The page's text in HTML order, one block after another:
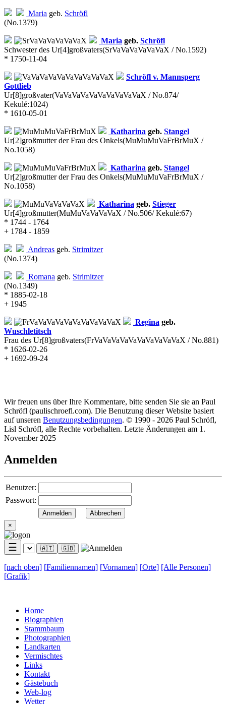
Maria geb. Schröfl
(No.1379)
Maria geb. Schröfl
Schwester des Ur[4]großvaters(SrVaVaVaVaVaVaX / No.1592)
* 1750-11-04
Schröfl v. Mannsperg
Gottlieb
Ur[8]großvater(VaVaVaVaVaVaVaVaVaVaX / No.874/
Kekulé:1024)
* 1610-05-01
Katharina geb. Stangel
Ur[2]großmutter der Frau des Onkels(MuMuMuVaFrBrMuX /
No.1058)
Katharina geb. Stangel
Ur[2]großmutter der Frau des Onkels(MuMuMuVaFrBrMuX /
No.1058)
Katharina geb. Stieger
Ur[4]großmutter(MuMuVaVaVaVaX / No.506/ Kekulé:67)
* 1744 - 1764
+ 1784 - 1859
Andreas geb. Strimitzer
(No.1374)
Romana geb. Strimitzer
(No.1349)
* 1885-02-18
+ 1945
Regina geb.
Wuschletitsch
Frau des Ur[8]großvaters(FrVaVaVaVaVaVaVaVaVaVaX / No.881)
* 1626-02-26
+ 1692-09-24
Wir freuen uns über Ihre Kommentare, bitte senden Sie sie an Paul
Schröfl (paulischroefl.com). Die Benutzung dieser Website basiert
auf unseren Benutzungsbedingungen. © 1990 - 2026 Paul Schröfl,
Lisl Schröfl, alle Rechte vorbehalten. Letzte Änderungen am 1.
November 2025
Anmelden
Benutzer:
Passwort:
×
☰ 🇦🇹 🇬🇧
[nach oben] [Familiennamen] [Vornamen] [Orte] [Alle Personen]
[Grafik]
Home
Biographien
Stammbaum
Photographien
Landkarten
Vermischtes
Links
Kontakt
Gästebuch
Web-log
Wetter